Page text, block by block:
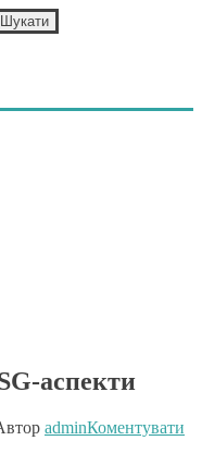
аспекти
adminКоментувати